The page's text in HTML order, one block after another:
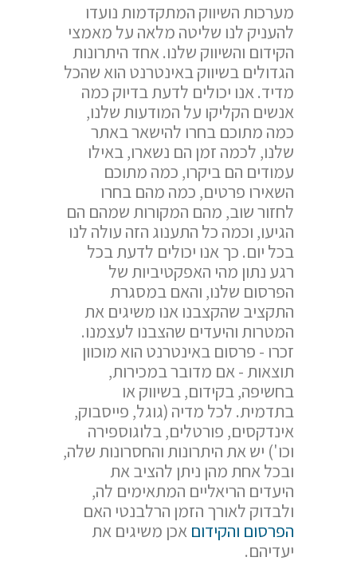
מערכות השיווק המתקדמות נועדו
להעניק לנו שליטה מלאה על מאמצי
הקידום והשיווק שלנו. אחד היתרונות
הגדולים בשיווק באינטרנט הוא שהכל
מדיד. אנו יכולים לדעת בדיוק כמה
אנשים הקליקו על המודעות שלנו,
כמה מתוכם בחרו להישאר באתר
שלנו, לכמה זמן הם נשארו, באילו
עמודים הם ביקרו, כמה מתוכם
השאירו פרטים, כמה מהם בחרו
לחזור שוב, מהם המקורות שמהם הם
הגיעו, וכמה כל התענוג הזה עולה לנו
בכל יום. כך אנו יכולים לדעת בכל
רגע נתון מהי האפקטיביות של
הפרסום שלנו, והאם במסגרת
התקציב שהקצבנו אנו משיגים את
המטרות והיעדים שהצבנו לעצמנו.
זכרו - פרסום באינטרנט הוא מוכוון
תוצאות - אם מדובר במכירות,
בחשיפה, בקידום, בשיווק או
בתדמית. לכל מדיה (גוגל, פייסבוק,
אינדקסים, פורטלים, בלוגוספירה
וכו') יש את היתרונות והחסרונות שלה,
ובכל אחת מהן ניתן להציב את
היעדים הריאליים המתאימים לה,
ולבדוק לאורך הזמן הרלבנטי האם
הפרסום והקידוםאכן משיגים את
יעדיהם.